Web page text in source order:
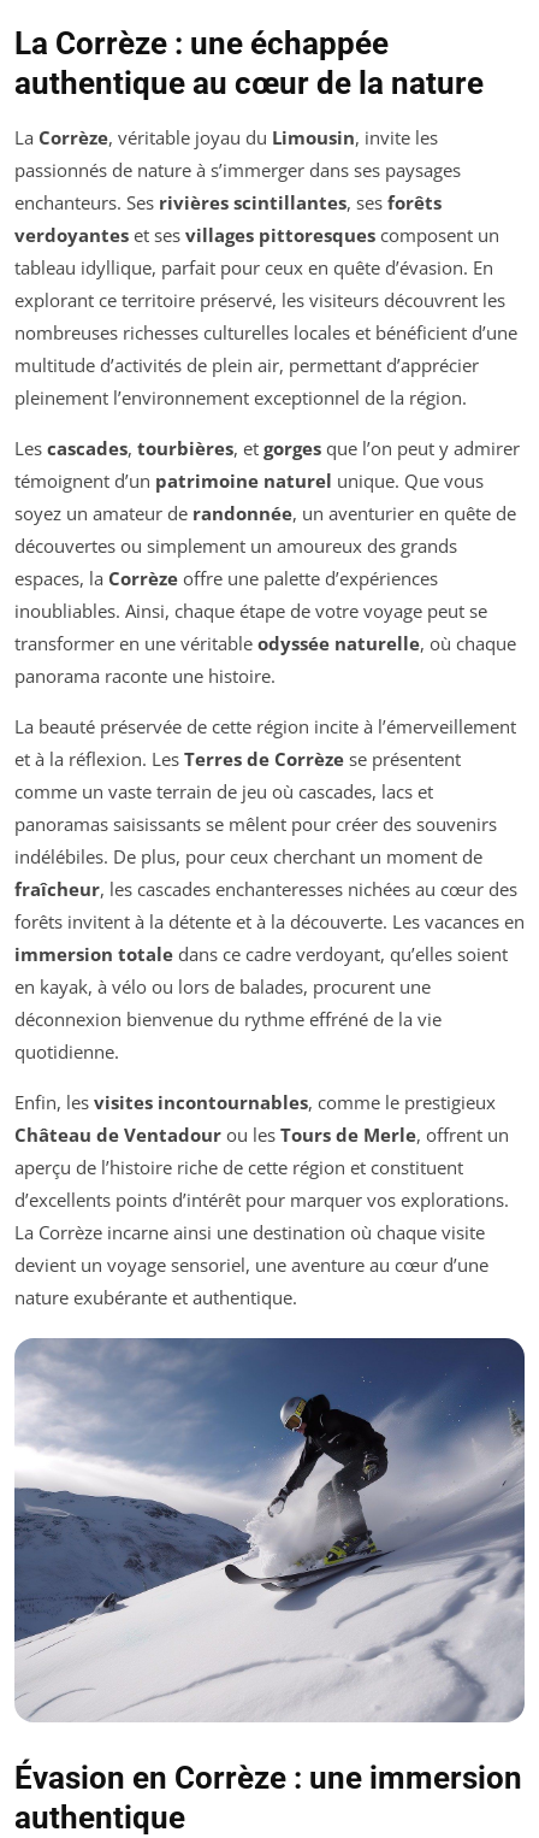
La Corrèze : une échappée
authentique au cœur de la nature
La Corrèze, véritable joyau du Limousin, invite les
passionnés de nature à s’immerger dans ses paysages
enchanteurs. Ses rivières scintillantes, ses forêts
verdoyantes et ses villages pittoresques composent un
tableau idyllique, parfait pour ceux en quête d’évasion. En
explorant ce territoire préservé, les visiteurs découvrent les
nombreuses richesses culturelles locales et bénéficient d’une
multitude d’activités de plein air, permettant d’apprécier
pleinement l’environnement exceptionnel de la région.
Les cascades, tourbières, et gorges que l’on peut y admirer
témoignent d’un patrimoine naturel unique. Que vous
soyez un amateur de randonnée, un aventurier en quête de
découvertes ou simplement un amoureux des grands
espaces, la Corrèze offre une palette d’expériences
inoubliables. Ainsi, chaque étape de votre voyage peut se
transformer en une véritable odyssée naturelle, où chaque
panorama raconte une histoire.
La beauté préservée de cette région incite à l’émerveillement
et à la réflexion. Les Terres de Corrèze se présentent
comme un vaste terrain de jeu où cascades, lacs et
panoramas saisissants se mêlent pour créer des souvenirs
indélébiles. De plus, pour ceux cherchant un moment de
fraîcheur, les cascades enchanteresses nichées au cœur des
forêts invitent à la détente et à la découverte. Les vacances en
immersion totale dans ce cadre verdoyant, qu’elles soient
en kayak, à vélo ou lors de balades, procurent une
déconnexion bienvenue du rythme effréné de la vie
quotidienne.
Enfin, les visites incontournables, comme le prestigieux
Château de Ventadour ou les Tours de Merle, offrent un
aperçu de l’histoire riche de cette région et constituent
d’excellents points d’intérêt pour marquer vos explorations.
La Corrèze incarne ainsi une destination où chaque visite
devient un voyage sensoriel, une aventure au cœur d’une
nature exubérante et authentique.
Évasion en Corrèze : une immersion
authentique